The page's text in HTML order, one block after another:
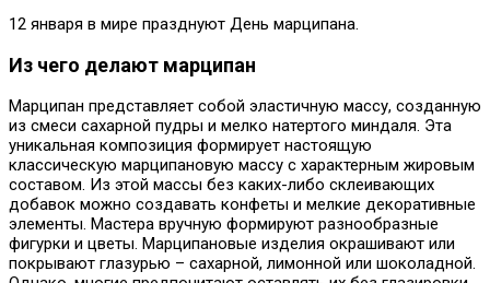
12 января в мире празднуют День марципана.
Из чего делают марципан
Марципан представляет собой эластичную массу, созданную
из смеси сахарной пудры и мелко натертого миндаля. Эта
уникальная композиция формирует настоящую
классическую марципановую массу с характерным жировым
составом. Из этой массы без каких-либо склеивающих
добавок можно создавать конфеты и мелкие декоративные
элементы. Мастера вручную формируют разнообразные
фигурки и цветы. Марципановые изделия окрашивают или
покрывают глазурью – сахарной, лимонной или шоколадной.